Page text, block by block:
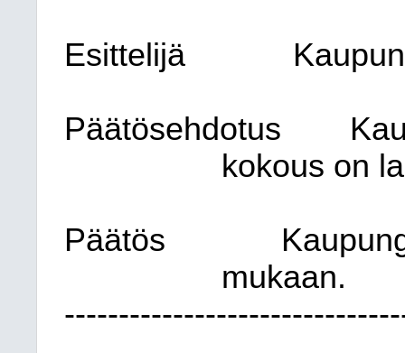
Esittelijä
Päätösehdotus
kokous on
Päätös
mukaan.